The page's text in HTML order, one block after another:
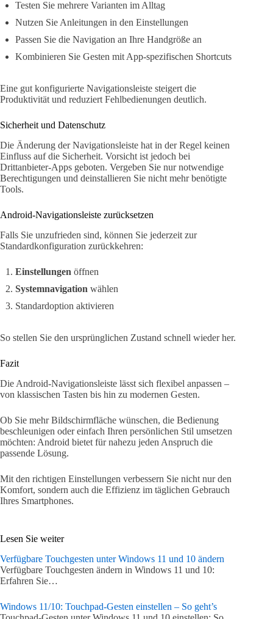
Testen Sie mehrere Varianten im Alltag
Nutzen Sie Anleitungen in den Einstellungen
Passen Sie die Navigation an Ihre Handgröße an
Kombinieren Sie Gesten mit App-spezifischen Shortcuts
Eine gut konfigurierte Navigationsleiste steigert die
Produktivität und reduziert Fehlbedienungen deutlich.
Sicherheit und Datenschutz
Die Änderung der Navigationsleiste hat in der Regel keinen
Einfluss auf die Sicherheit. Vorsicht ist jedoch bei
Drittanbieter-Apps geboten. Vergeben Sie nur notwendige
Berechtigungen und deinstallieren Sie nicht mehr benötigte
Tools.
Android-Navigationsleiste zurücksetzen
Falls Sie unzufrieden sind, können Sie jederzeit zur
Standardkonfiguration zurückkehren:
Einstellungen öffnen
Systemnavigation wählen
Standardoption aktivieren
So stellen Sie den ursprünglichen Zustand schnell wieder her.
Fazit
Die Android-Navigationsleiste lässt sich flexibel anpassen –
von klassischen Tasten bis hin zu modernen Gesten.
Ob Sie mehr Bildschirmfläche wünschen, die Bedienung
beschleunigen oder einfach Ihren persönlichen Stil umsetzen
möchten: Android bietet für nahezu jeden Anspruch die
passende Lösung.
Mit den richtigen Einstellungen verbessern Sie nicht nur den
Komfort, sondern auch die Effizienz im täglichen Gebrauch
Ihres Smartphones.
Lesen Sie weiter
Verfügbare Touchgesten unter Windows 11 und 10 ändern
Verfügbare Touchgesten ändern in Windows 11 und 10:
Erfahren Sie…
Windows 11/10: Touchpad-Gesten einstellen – So geht’s